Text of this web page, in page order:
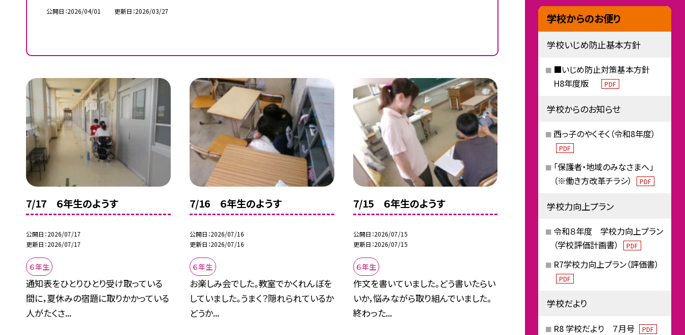
公開日 2026/04/01 更新日 2026/03/27
7/17 ６年生のようす
公開日 2026/07/17
更新日 2026/07/17
６年生
通知表をひとりひとり受け取っている
間に，夏休みの宿題に取りかかっている
人がたくさ...
7/16 ６年生のようす
公開日 2026/07/16
更新日 2026/07/16
６年生
お楽しみ会でした。教室でかくれんぼを
していました。うまく？隠れられているか
どうか...
7/15 ６年生のようす
公開日 2026/07/15
更新日 2026/07/15
６年生
作文を書いていました。どう書いたらい
いか，悩みながら取り組んでいました。
終わった...
学校からのお便り
学校いじめ防止基本方針
■いじめ防止対策基本方針
H8年度版
PDF
学校からのお知らせ
西っ子のやくそく（令和8年度）
PDF
「保護者・地域のみなさまへ」
（※働き方改革チラシ）
PDF
学校力向上プラン
令和８年度 学校力向上プラン
（学校評価計画書）
PDF
R7学校力向上プラン（評価書）
PDF
学校だより
R8 学校だより ７月号 PDF